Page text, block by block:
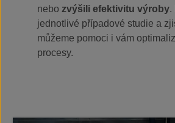
nebo zvýšili efektivitu výroby.
jednotlivé případové studie a
můžeme pomoci i vám
procesy.